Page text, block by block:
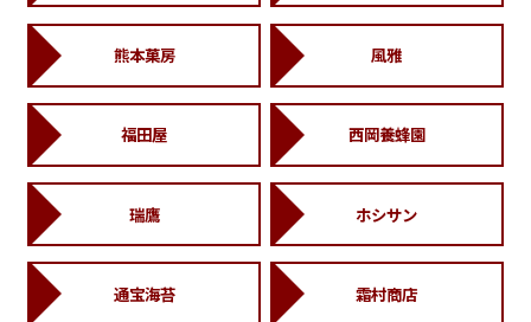
熊本菓房 風雅
福田屋 西岡養蜂園
瑞鷹 ホシサン
通宝海苔 霜村商店